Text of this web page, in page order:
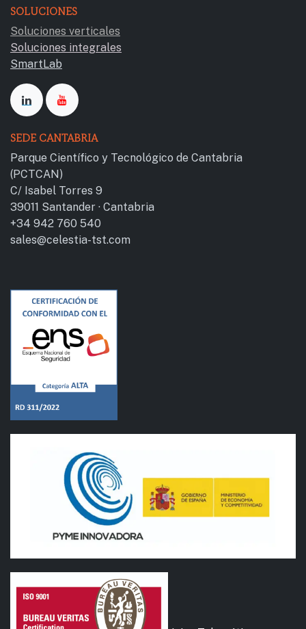
SOLUCIONES
Soluciones verticales
Soluciones integrales
SmartLab
SEDE CANTABRIA
Parque Científico y Tecnológico de Cantab​ria
(PCTCAN)
C/ Isabel Torres 9
39011 Santander · Cantabria
+34 942 760 540
sales@celestia-tst.com